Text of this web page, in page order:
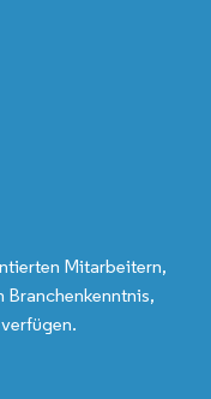
Mitarbeitern,
Branchenkenntnis,